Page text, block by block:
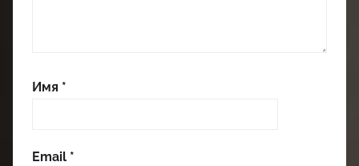
Имя *
Email *